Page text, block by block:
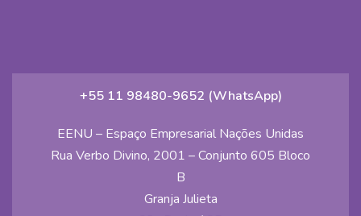
+55 11 98480-9652 (WhatsApp)
EENU – Espaço Empresarial Nações Unidas
Rua Verbo Divino, 2001 – Conjunto 605 Bloco
B
Granja Julieta